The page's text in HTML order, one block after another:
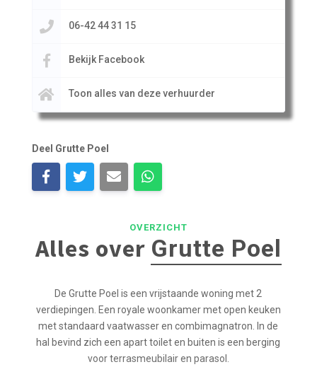
06-42 44 31 15
Bekijk Facebook
Toon alles van deze verhuurder
Deel Grutte Poel
OVERZICHT
Alles over Grutte Poel
De Grutte Poel is een vrijstaande woning met 2
verdiepingen. Een royale woonkamer met open keuken
met standaard vaatwasser en combimagnatron. In de
hal bevind zich een apart toilet en buiten is een berging
voor terrasmeubilair en parasol.